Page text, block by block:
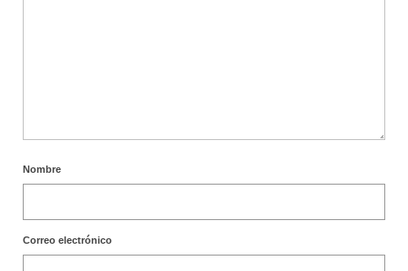
Nombre
Correo electrónico